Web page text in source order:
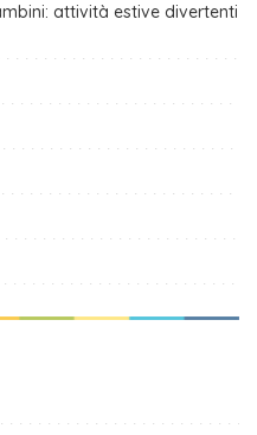
attività estive divertenti